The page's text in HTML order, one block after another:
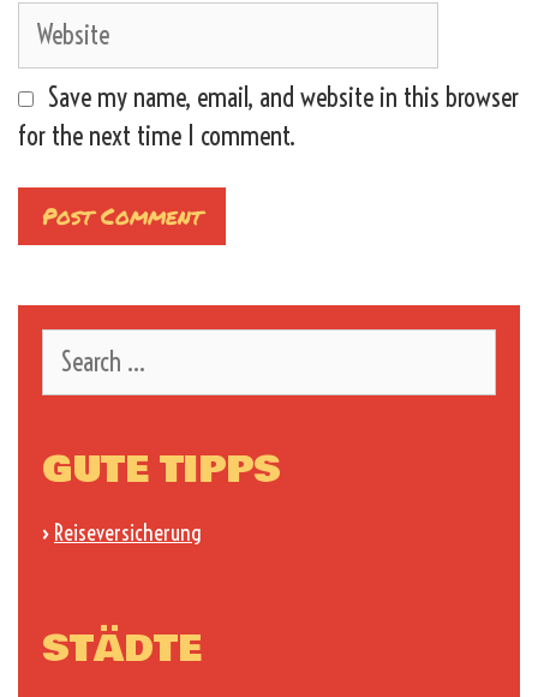
Website
Save my name, email, and website in this browser
for the next time I comment.
for:
GUTE TIPPS
› Reiseversicherung
STÄDTE